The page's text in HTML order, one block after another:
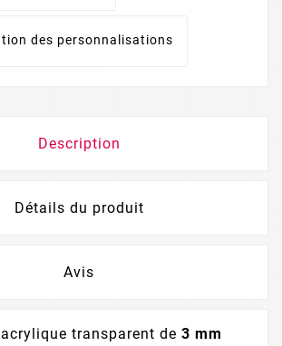
des personnalisations
Description
Détails du produit
Avis
transparent de 3 mm